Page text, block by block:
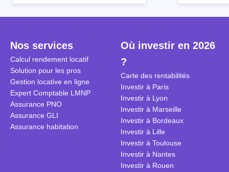
expliquons tout dans cet article.
la règle
secondes
fenêtres"
sécuriser
Nos services
Calcul rendement locatif
Solution pour les pros
Gestion locative en ligne
Expert Comptable LMNP
Assurance PNO
Assurance GLI
Assurance habitation
Où investir en 2026
?
Carte des rentabilités
Investir à Paris
Investir à Lyon
Investir à Marseille
Investir à Bordeaux
Investir à Lille
Investir à Toulouse
Investir à Nantes
Investir à Rouen